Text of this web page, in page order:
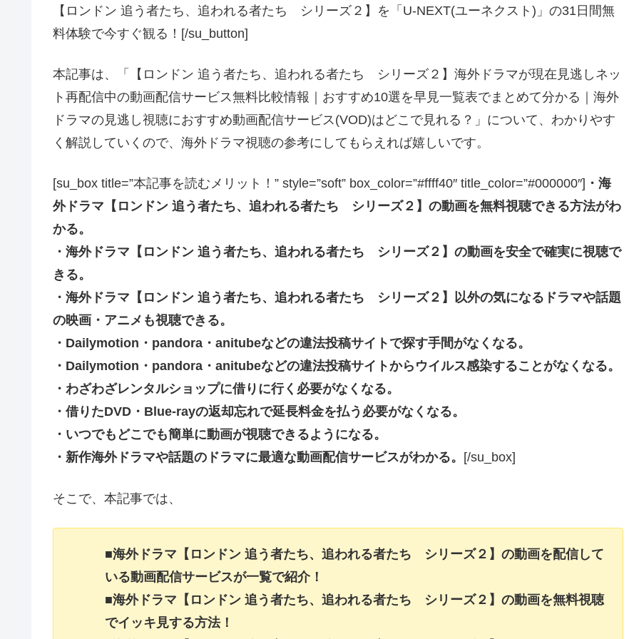
【ロンドン 追う者たち、追われる者たち シリーズ２】を「U-NEXT(ユーネクスト)」の31日間無
料体験で今すぐ観る！[/su_button]
本記事は、「【ロンドン 追う者たち、追われる者たち シリーズ２】海外ドラマが現在見逃しネッ
ト再配信中の動画配信サービス無料比較情報｜おすすめ10選を早見一覧表でまとめて分かる｜海外
ドラマの見逃し視聴におすすめ動画配信サービス(VOD)はどこで見れる？」について、わかりやす
く解説していくので、海外ドラマ視聴の参考にしてもらえれば嬉しいです。
[su_box title=”本記事を読むメリット！” style=”soft” box_color=”#ffff40″ title_color=”#000000″] ・海
外ドラマ【ロンドン 追う者たち、追われる者たち シリーズ２】の動画を無料視聴できる方法がわ
かる。
・海外ドラマ【ロンドン 追う者たち、追われる者たち シリーズ２】の動画を安全で確実に視聴で
きる。
・海外ドラマ【ロンドン 追う者たち、追われる者たち シリーズ２】以外の気になるドラマや話題
の映画・アニメも視聴できる。
・Dailymotion・pandora・anitubeなどの違法投稿サイトで探す手間がなくなる。
・Dailymotion・pandora・anitubeなどの違法投稿サイトからウイルス感染することがなくなる。
・わざわざレンタルショップに借りに行く必要がなくなる。
・借りたDVD・Blue-rayの返却忘れで延長料金を払う必要がなくなる。
・いつでもどこでも簡単に動画が視聴できるようになる。
・新作海外ドラマや話題のドラマに最適な動画配信サービスがわかる。 [/su_box]
そこで、本記事では、
■海外ドラマ【ロンドン 追う者たち、追われる者たち シリーズ２】の動画を配信して
いる動画配信サービスが一覧で紹介！
■海外ドラマ【ロンドン 追う者たち、追われる者たち シリーズ２】の動画を無料視聴
でイッキ見する方法！